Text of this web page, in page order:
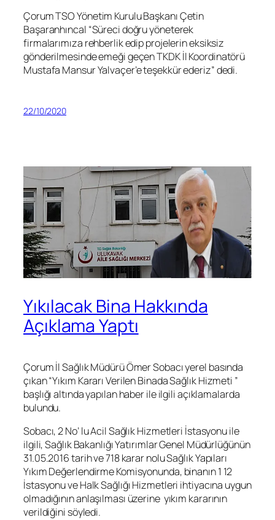
Çorum TSO Yönetim Kurulu Başkanı Çetin
Başaranhıncal “Süreci doğru yöneterek
firmalarımıza rehberlik edip projelerin eksiksiz
gönderilmesinde emeği geçen TKDK İl Koordinatörü
Mustafa Mansur Yalvaçer’e teşekkür ederiz” dedi.
22/10/2020
Yıkılacak Bina Hakkında
Açıklama Yaptı
Çorum İl Sağlık Müdürü Ömer Sobacı yerel basında
çıkan “Yıkım Kararı Verilen Binada Sağlık Hizmeti ”
başlığı altında yapılan haber ile ilgili açıklamalarda
bulundu.
Sobacı, 2 No’ lu Acil Sağlık Hizmetleri İstasyonu ile
ilgili, Sağlık Bakanlığı Yatırımlar Genel Müdürlüğünün
31.05.2016 tarih ve 718 karar nolu Sağlık Yapıları
Yıkım Değerlendirme Komisyonunda, binanın 1 12
İstasyonu ve Halk Sağlığı Hizmetleri ihtiyacına uygun
olmadığının anlaşılması üzerine yıkım kararının
verildiğini söyledi.